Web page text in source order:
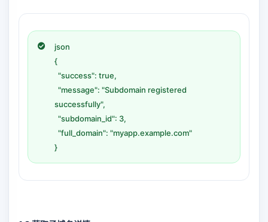
json
{
"success": true,
"message": "Subdomain registered
successfully",
"subdomain_id": 3,
"full_domain": "myapp.example.com"
}